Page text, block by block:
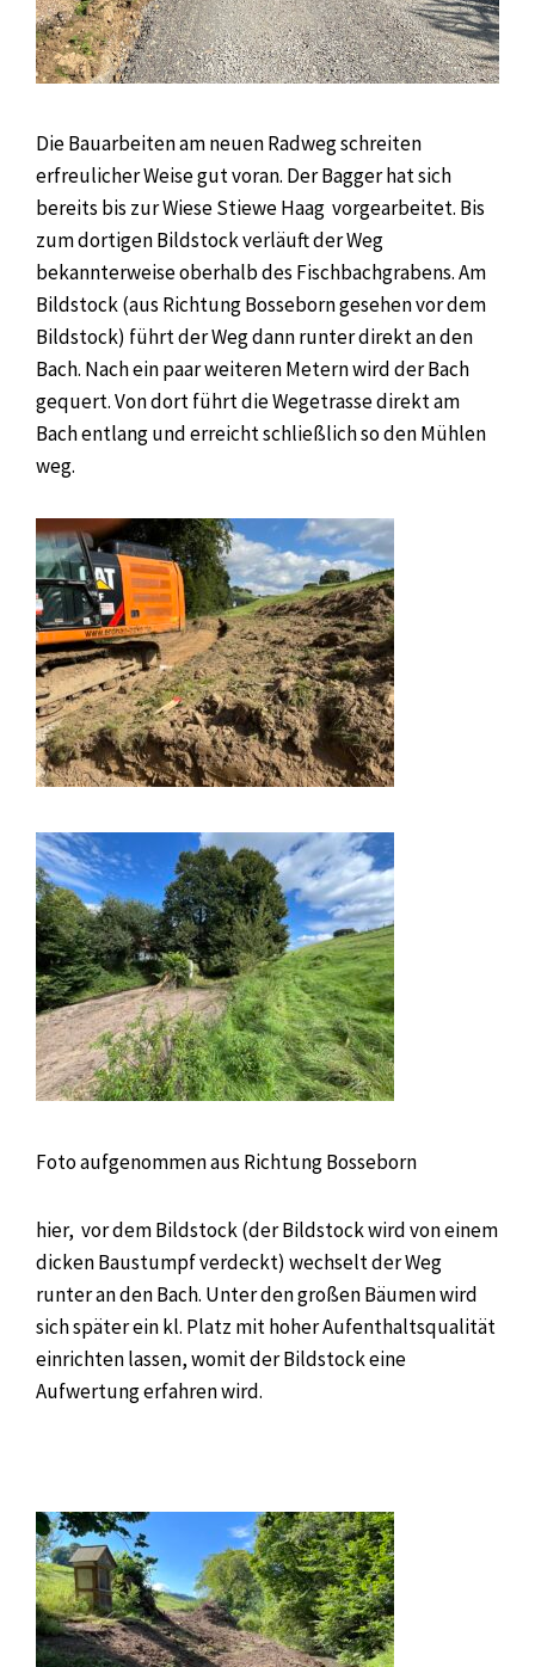
Die Bauarbeiten am neuen Radweg schreiten
erfreulicher Weise gut voran. Der Bagger hat sich
bereits bis zur Wiese Stiewe Haag vorgearbeitet. Bis
zum dortigen Bildstock verläuft der Weg
bekannterweise oberhalb des Fischbachgrabens. Am
Bildstock (aus Richtung Bosseborn gesehen vor dem
Bildstock) führt der Weg dann runter direkt an den
Bach. Nach ein paar weiteren Metern wird der Bach
gequert. Von dort führt die Wegetrasse direkt am
Bach entlang und erreicht schließlich so den Mühlen
weg.
Foto aufgenommen aus Richtung Bosseborn
hier, vor dem Bildstock (der Bildstock wird von einem
dicken Baustumpf verdeckt) wechselt der Weg
runter an den Bach. Unter den großen Bäumen wird
sich später ein kl. Platz mit hoher Aufenthaltsqualität
einrichten lassen, womit der Bildstock eine
Aufwertung erfahren wird.